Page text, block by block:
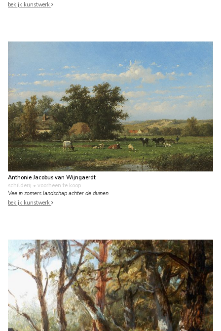
bekijk kunstwerk
Anthonie Jacobus van Wijngaerdt
schilderij • voorheen te koop
Vee in zomers landschap achter de duinen
bekijk kunstwerk